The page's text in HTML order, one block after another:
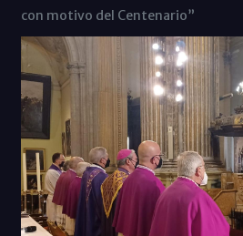
con motivo del Centenario”